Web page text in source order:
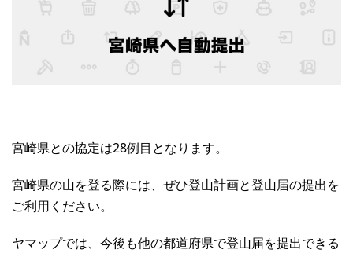
宮崎県との協定は28例目となります。
宮崎県の山を登る際には、ぜひ登山計画と登山届の提出を
ご利用ください。
ヤマップでは、今後も他の都道府県で登山届を提出できる